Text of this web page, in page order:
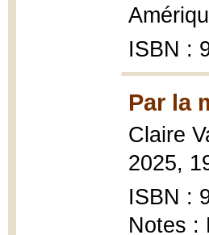
ISBN :
Par la
Claire
2025,
ISBN :
Notes :